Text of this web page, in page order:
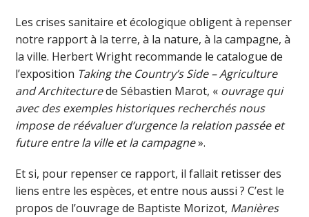
Les crises sanitaire et écologique obligent à repenser
notre rapport à la terre, à la nature, à la campagne, à
la ville. Herbert Wright recommande le catalogue de
l’exposition Taking the Country’s Side – Agriculture
and Architecturede Sébastien Marot, « ouvrage qui
avec des exemples historiques recherchés nous
impose de réévaluer d’urgence la relation passée et
future entre la ville et la campagne».
Et si, pour repenser ce rapport, il fallait retisser des
liens entre les espèces, et entre nous aussi ? C’est le
propos de l’ouvrage de Baptiste Morizot, Manières